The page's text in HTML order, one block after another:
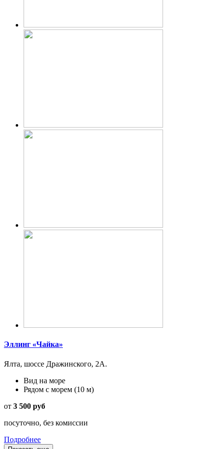
Эллинг «Чайка»
Ялта, шоссе Дражинского, 2А.
Вид на море
Рядом с морем (10 м)
от 3 500 руб
посуточно, без комиссии
Подробнее